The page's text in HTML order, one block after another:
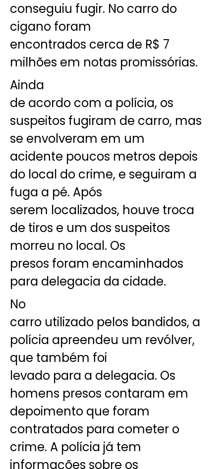
conseguiu fugir. No carro do
cigano foram
encontrados cerca de R$ 7
milhões em notas promissórias.
Ainda
de acordo com a polícia, os
suspeitos fugiram de carro, mas
se envolveram em um
acidente poucos metros depois
do local do crime, e seguiram a
fuga a pé. Após
serem localizados, houve troca
de tiros e um dos suspeitos
morreu no local. Os
presos foram encaminhados
para delegacia da cidade.
No
carro utilizado pelos bandidos, a
polícia apreendeu um revólver,
que também foi
levado para a delegacia. Os
homens presos contaram em
depoimento que foram
contratados para cometer o
crime. A polícia já tem
informações sobre os